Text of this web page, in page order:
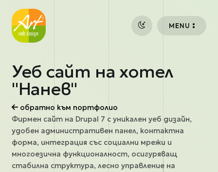
MENU
Уеб сайт на хотел
"Нанев"
обратно към портфолио
Фирмен сайт на Drupal 7 с уникален уеб дизайн,
удобен административен панел, контактна
форма, интеграция със социални мрежи и
многоезична функционалност, осигуряващ
стабилна структура, лесно управление на